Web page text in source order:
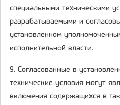
специальными техническими
разрабатываемыми и
установленном
исполнительной власти.
9. Согласованные в
технические условия могут
включения содержащихся в